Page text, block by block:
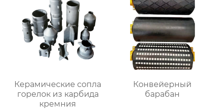
Керамические сопла
горелок из карбида
кремния
Конвейерный
барабан